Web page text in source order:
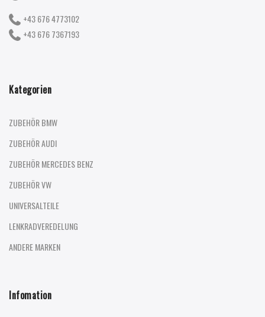
+43 676 4773102
+43 676 7367193
Kategorien
ZUBEHÖR BMW
ZUBEHÖR AUDI
ZUBEHÖR MERCEDES BENZ
ZUBEHÖR VW
UNIVERSALTEILE
LENKRADVEREDELUNG
ANDERE MARKEN
Infomation